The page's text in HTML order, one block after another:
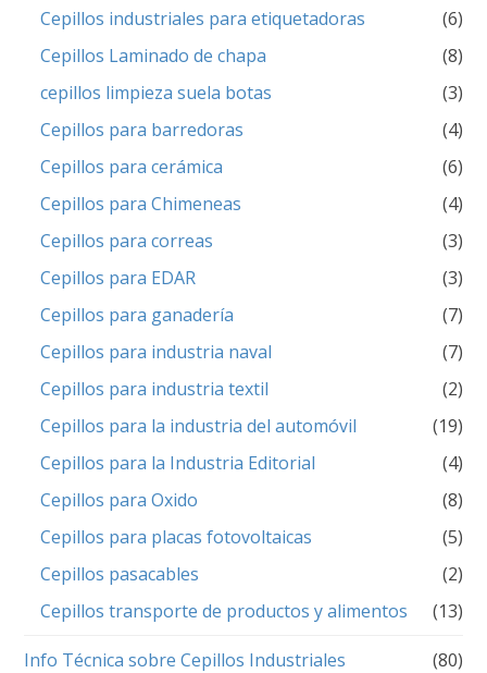
Cepillos industriales para etiquetadoras
(6)
Cepillos Laminado de chapa
(8)
cepillos limpieza suela botas
(3)
Cepillos para barredoras
(4)
Cepillos para cerámica
(6)
Cepillos para Chimeneas
(4)
Cepillos para correas
(3)
Cepillos para EDAR
(3)
Cepillos para ganadería
(7)
Cepillos para industria naval
(7)
Cepillos para industria textil
(2)
Cepillos para la industria del automóvil
(19)
Cepillos para la Industria Editorial
(4)
Cepillos para Oxido
(8)
Cepillos para placas fotovoltaicas
(5)
Cepillos pasacables
(2)
Cepillos transporte de productos y alimentos
(13)
Info Técnica sobre Cepillos Industriales (80)